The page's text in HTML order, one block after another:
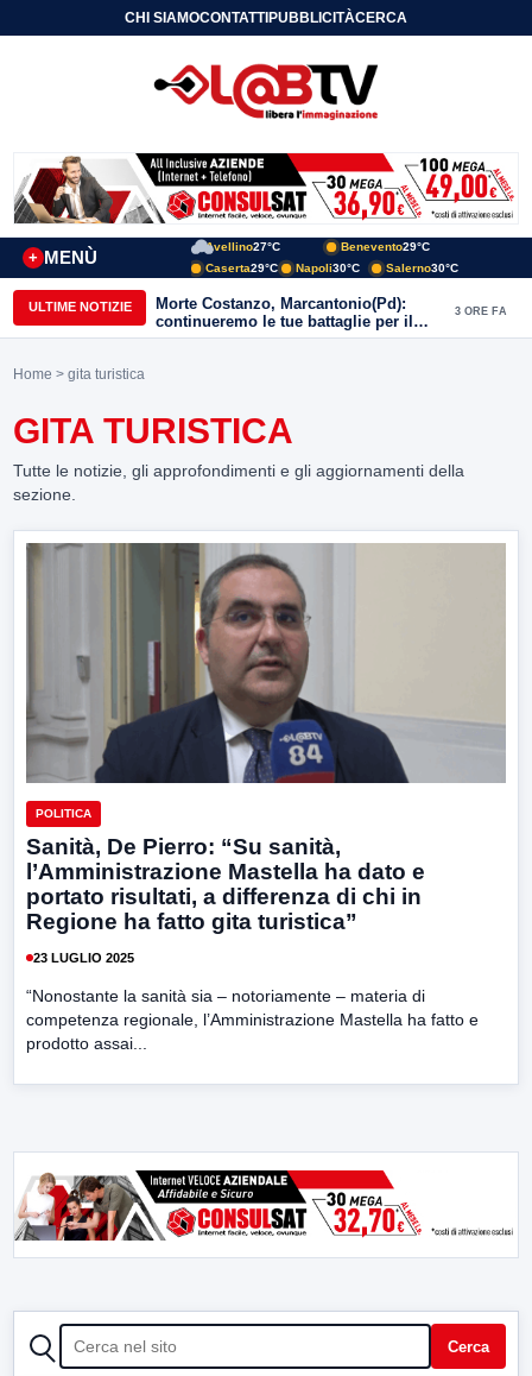
CHI SIAMOCONTATTIPUBBLICITÀCERCA
MENÙ
+
Avellino27°C Benevento29°C
Caserta29°C Napoli30°C Salerno30°C
ULTIME NOTIZIE
Morte Costanzo, Marcantonio(Pd):
continueremo le tue battaglie per il
Sannio
3 ORE FA
Home > gita turistica
GITA TURISTICA
Tutte le notizie, gli approfondimenti e gli aggiornamenti della
sezione.
POLITICA
Sanità, De Pierro: “Su sanità,
l’Amministrazione Mastella ha dato e
portato risultati, a differenza di chi in
Regione ha fatto gita turistica”
23 LUGLIO 2025
“Nonostante la sanità sia – notoriamente – materia di
competenza regionale, l’Amministrazione Mastella ha fatto e
prodotto assai...
CERCA Cerca